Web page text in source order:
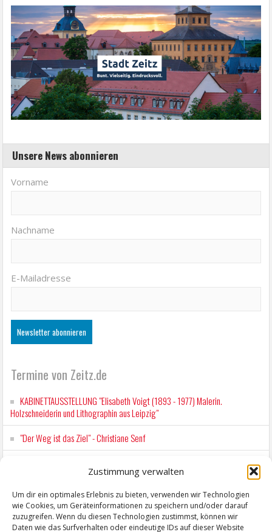
Zustimmung verwalten
Um dir ein optimales Erlebnis zu bieten, verwenden wir Technologien
wie Cookies, um Geräteinformationen zu speichern und/oder darauf
zuzugreifen. Wenn du diesen Technologien zustimmst, können wir
Daten wie das Surfverhalten oder eindeutige IDs auf dieser Website
Unsere News abonnieren
Vorname
Nachname
E-Mailadresse
Termine von Zeitz.de
KABINETTAUSSTELLUNG "Elisabeth Voigt (1893 - 1977) Malerin.
Holzschneiderin und Lithographin aus Leipzig"
"Der Weg ist das Ziel" - Christiane Senf
Mit der Drahtseilbahn zur ZENTRALSTATION